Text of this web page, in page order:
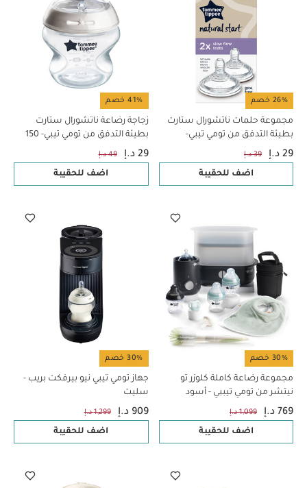
26% خصم
مجموعة حلمات ناتشورال ستارت
بطيئة التدفق من تومي تيبي-
قطعتان
29 د.إ 39 د.إ
اضف للحقيبة
41% خصم
زجاجة رضاعة ناتشورال ستارت
بطيئة التدفق من تومي تيبي- ‏150
ملل
29 د.إ 49 د.إ
اضف للحقيبة
30% خصم
مجموعة رضاعة كاملة كلوزر تو
نيتشر من تومي تيببي - أسود
769 د.إ 1,099 د.إ
اضف للحقيبة
30% خصم
جهاز تومي تيبي نيو بيرفكت بريب -
سليت
909 د.إ 1,299 د.إ
اضف للحقيبة